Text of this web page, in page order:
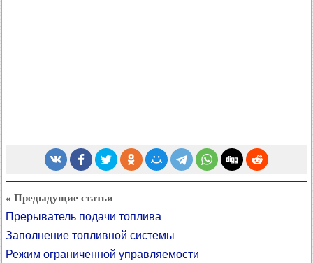
« Предыдущие статьи
Прерыватель подачи топлива
Заполнение топливной системы
Режим ограниченной управляемости